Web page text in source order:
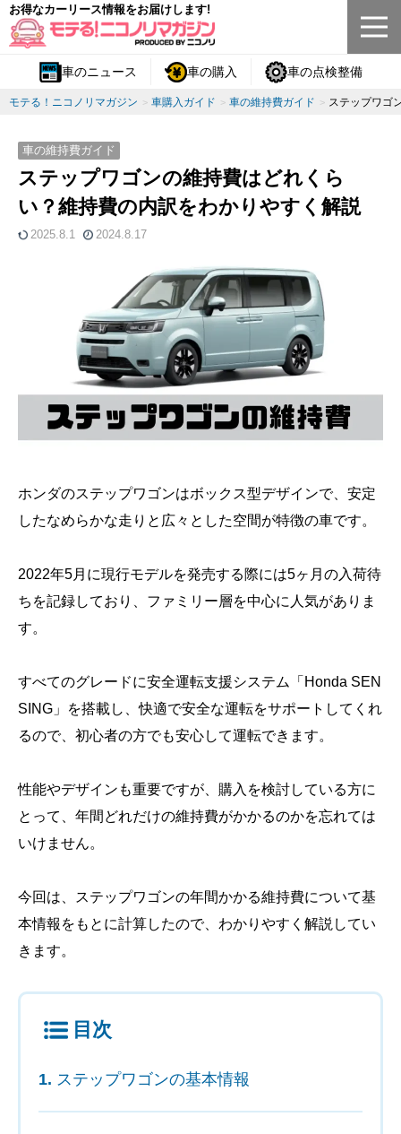
お得なカーリース情報をお届けします!
車のニュース 車の購入 車の点検整備
モテる！ニコノリマガジン 車購入ガイド 車の維持費ガイド ステップワゴ
車の維持費ガイド
ステップワゴンの維持費はどれくら
い？維持費の内訳をわかりやすく解説
2025.8.1 2024.8.17
ホンダのステップワゴンはボックス型デザインで、安定
したなめらかな走りと広々とした空間が特徴の車です。
2022年5月に現行モデルを発売する際には5ヶ月の入荷待
ちを記録しており、ファミリー層を中心に人気がありま
す。
すべてのグレードに安全運転支援システム「Honda SEN
SING」を搭載し、快適で安全な運転をサポートしてくれ
るので、初心者の方でも安心して運転できます。
性能やデザインも重要ですが、購入を検討している方に
とって、年間どれだけの維持費がかかるのかを忘れては
いけません。
今回は、ステップワゴンの年間かかる維持費について基
本情報をもとに計算したので、わかりやすく解説してい
きます。
目次
ステップワゴンの基本情報